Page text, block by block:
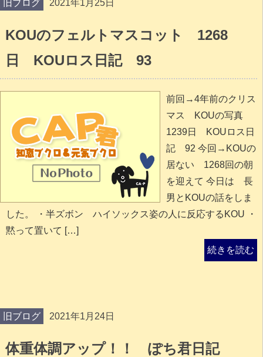
旧ブログ 2021年1月25日
KOUのフェルトマスコット 1268
日 KOUロス日記 93
前回→4年前のクリス
マス KOUの写真
1239日 KOUロス日
記 92 今回→KOUの
居ない 1268回の朝
を迎えて 今日は 長
男とKOUの話をしま
した。 ・半ズボン ハイソックス姿の人に反応するKOU ・
黙って置いて […]
続きを読む
旧ブログ 2021年1月24日
体重体調アップ！！ ぽち君日記